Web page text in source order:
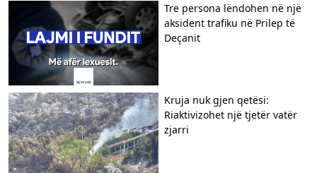
Tre persona lëndohen në një
aksident trafiku në Prilep të
Deçanit
Kruja nuk gjen qetësi:
Riaktivizohet një tjetër vatër
zjarri